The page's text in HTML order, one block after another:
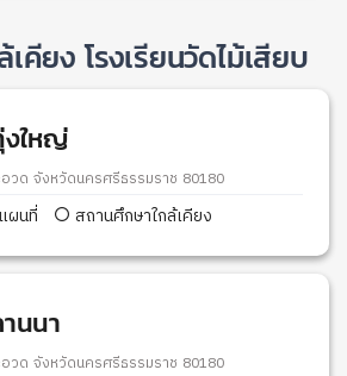
คียง โรงเรียนวัดไม้เสียบ
งใหญ่
อวด จังหวัดนครศรีธรรมราช 80180
แผนที่ สถานศึกษาใกล้เคียง
นนา
อวด จังหวัดนครศรีธรรมราช 80180